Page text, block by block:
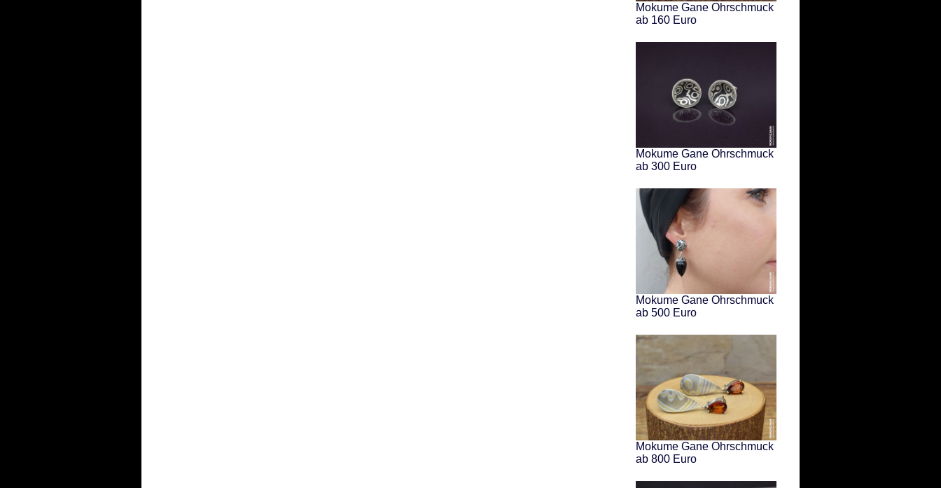
Mokume Gane Ohrschmuck
ab 160 Euro
Mokume Gane Ohrschmuck
ab 300 Euro
Mokume Gane Ohrschmuck
ab 500 Euro
Mokume Gane Ohrschmuck
ab 800 Euro